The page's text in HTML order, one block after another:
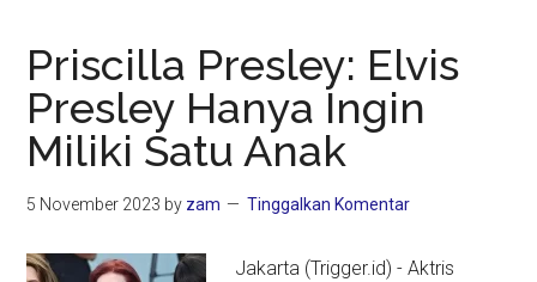
Priscilla Presley: Elvis
Presley Hanya Ingin
Miliki Satu Anak
5 November 2023 by zam Tinggalkan Komentar
Jakarta (Trigger.id) - Aktris